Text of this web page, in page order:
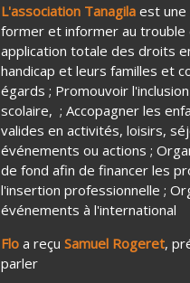
L'association Tanagila est une
former et informer au trouble
application totale des droits
handicap et leurs familles et
égards ; Promouvoir
scolaire, ; Accopagner les
valides en activités, loisirs,
événements ou actions ;
de fond afin de financer les
l'insertion professionnelle ;
événements à l'international
Flo a reçu Samuel Rogeret,
parler